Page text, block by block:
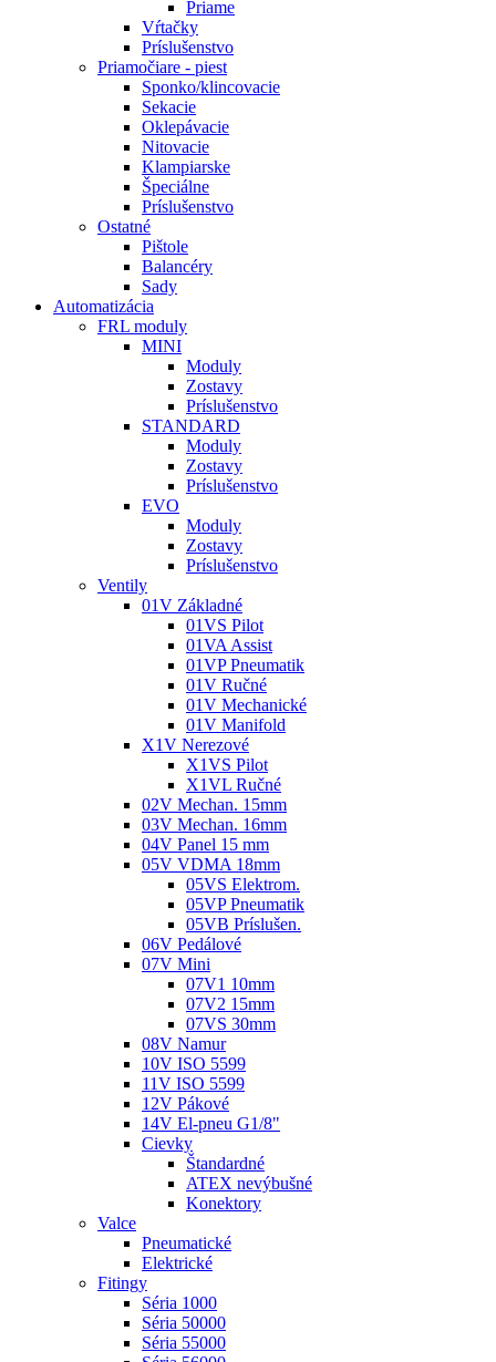
Priame
Vŕtačky
Príslušenstvo
Priamočiare - piest
Sponko/klincovacie
Sekacie
Oklepávacie
Nitovacie
Klampiarske
Špeciálne
Príslušenstvo
Ostatné
Pištole
Balancéry
Sady
Automatizácia
FRL moduly
MINI
Moduly
Zostavy
Príslušenstvo
STANDARD
Moduly
Zostavy
Príslušenstvo
EVO
Moduly
Zostavy
Príslušenstvo
Ventily
01V Základné
01VS Pilot
01VA Assist
01VP Pneumatik
01V Ručné
01V Mechanické
01V Manifold
X1V Nerezové
X1VS Pilot
X1VL Ručné
02V Mechan. 15mm
03V Mechan. 16mm
04V Panel 15 mm
05V VDMA 18mm
05VS Elektrom.
05VP Pneumatik
05VB Príslušen.
06V Pedálové
07V Mini
07V1 10mm
07V2 15mm
07VS 30mm
08V Namur
10V ISO 5599
11V ISO 5599
12V Pákové
14V El-pneu G1/8"
Cievky
Štandardné
ATEX nevýbušné
Konektory
Valce
Pneumatické
Elektrické
Fitingy
Séria 1000
Séria 50000
Séria 55000